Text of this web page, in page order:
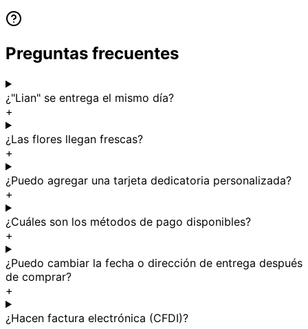
Preguntas frecuentes
¿"Lian" se entrega el mismo día?
+
¿Las flores llegan frescas?
+
¿Puedo agregar una tarjeta dedicatoria personalizada?
+
¿Cuáles son los métodos de pago disponibles?
+
¿Puedo cambiar la fecha o dirección de entrega después
de comprar?
+
¿Hacen factura electrónica (CFDI)?